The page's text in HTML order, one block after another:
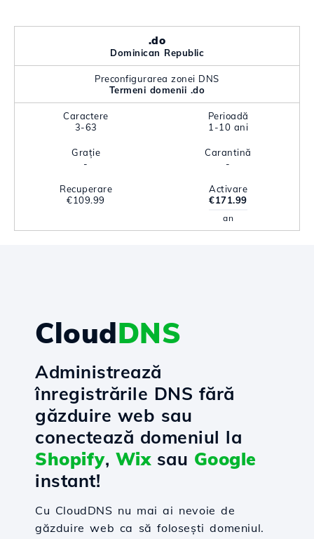
.do
Dominican Republic
Preconfigurarea zonei DNS
Termeni domenii .do
Caractere
3-63
Perioadă
1-10 ani
Grație
-
Carantină
-
Recuperare
€109.99
Activare
€171.99
an
CloudDNS
Administrează
înregistrările DNS fără
găzduire web sau
conectează domeniul la
Shopify, Wixsau Google
instant!
Cu CloudDNS nu mai ai nevoie de
găzduire web ca să folosești domeniul.